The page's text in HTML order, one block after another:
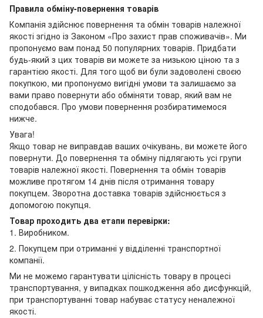
Правила обміну-повернення товарів
Компанія здійснює повернення та обмін товарів належної
якості згідно із Законом «Про захист прав споживачів». Ми
пропонуємо вам понад 50 популярних товарів. Придбати
будь-який з цих товарів ви можете за низькою ціною та з
гарантією якості. Для того щоб ви були задоволені своєю
покупкою, ми пропонуємо вигідні умови та залишаємо за
вами право повернути або обміняти товар, який вам не
сподобався. Про умови повернення розбиратимемося
нижче.
Увага!
Якщо товар не виправдав ваших очікувань, ви можете його
повернути. До повернення та обміну підлягають усі групи
товарів належної якості. Повернення та обмін товарів
можливе протягом 14 днів після отримання товару
покупцем. Зворотна доставка товарів здійснюється з
допомогою покупця.
Товар проходить два етапи перевірки:
1. Виробником.
2. Покупцем при отриманні у відділенні транспортної
компанії.
Ми не можемо гарантувати цілісність товару в процесі
транспортування, у випадках пошкодження або дисфункцій,
при транспортуванні товар набуває статусу неналежної
якості.